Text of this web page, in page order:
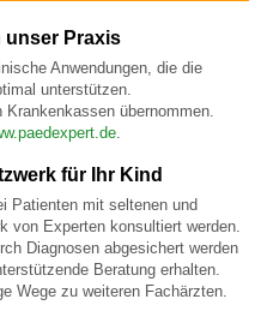
unser Praxis
Anwendungen, die die
unterstützen.
übernommen.
.
für Ihr Kind
Patienten mit seltenen und
von Experten konsultiert werden.
Diagnosen abgesichert werden
Beratung erhalten.
Wege zu weiteren Fachärzten.